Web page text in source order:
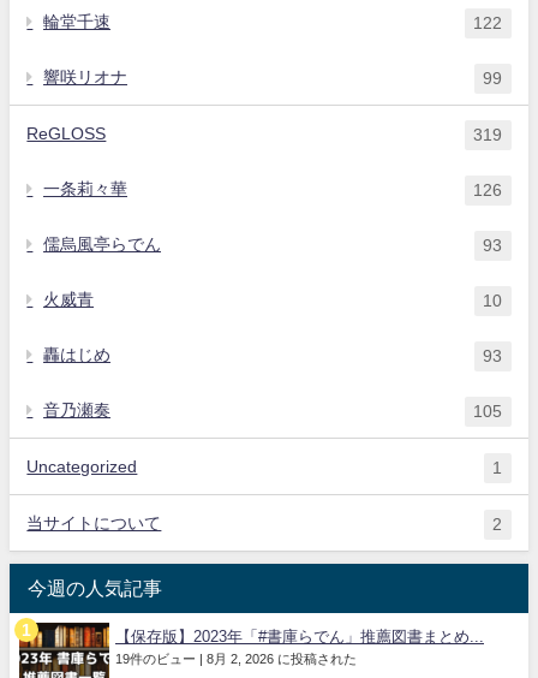
輪堂千速 122
響咲リオナ 99
ReGLOSS 319
一条莉々華 126
儒烏風亭らでん 93
火威青 10
轟はじめ 93
音乃瀬奏 105
Uncategorized 1
当サイトについて 2
今週の人気記事
【保存版】2023年「#書庫らでん」推薦図書まとめ...
19件のビュー 8月 2, 2026 に投稿された